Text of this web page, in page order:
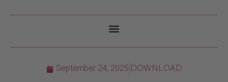
September 24, 2025 DOWNLOAD